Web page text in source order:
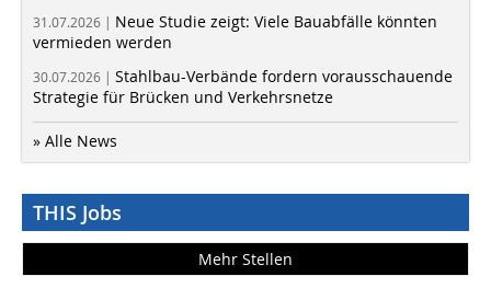
31.07.2026 | Neue Studie zeigt: Viele Bauabfälle könnten
vermieden werden
30.07.2026 | Stahlbau-Verbände fordern vorausschauende
Strategie für Brücken und Verkehrsnetze
» Alle News
THIS Jobs
Mehr Stellen